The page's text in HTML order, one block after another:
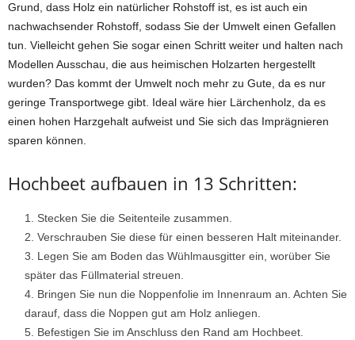
Grund, dass Holz ein natürlicher Rohstoff ist, es ist auch ein
nachwachsender Rohstoff, sodass Sie der Umwelt einen Gefallen
tun. Vielleicht gehen Sie sogar einen Schritt weiter und halten nach
Modellen Ausschau, die aus heimischen Holzarten hergestellt
wurden? Das kommt der Umwelt noch mehr zu Gute, da es nur
geringe Transportwege gibt. Ideal wäre hier Lärchenholz, da es
einen hohen Harzgehalt aufweist und Sie sich das Imprägnieren
sparen können.
Hochbeet aufbauen in 13 Schritten:
Stecken Sie die Seitenteile zusammen.
Verschrauben Sie diese für einen besseren Halt miteinander.
Legen Sie am Boden das Wühlmausgitter ein, worüber Sie
später das Füllmaterial streuen.
Bringen Sie nun die Noppenfolie im Innenraum an. Achten Sie
darauf, dass die Noppen gut am Holz anliegen.
Befestigen Sie im Anschluss den Rand am Hochbeet.